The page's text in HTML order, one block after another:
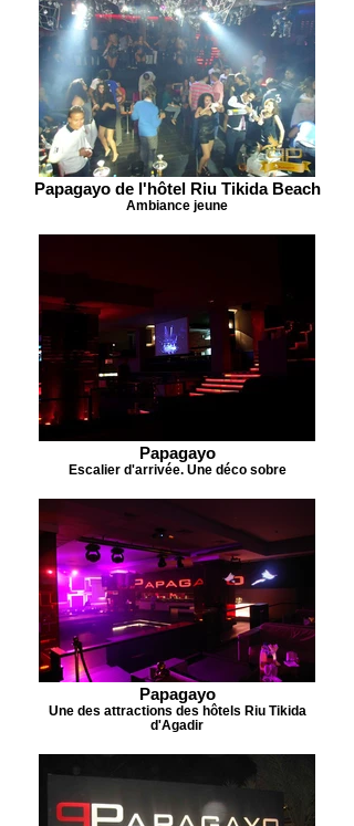
Papagayo de l'hôtel Riu Tikida Beach
Ambiance jeune
Papagayo
Escalier d'arrivée. Une déco sobre
Papagayo
Une des attractions des hôtels Riu Tikida
d'Agadir